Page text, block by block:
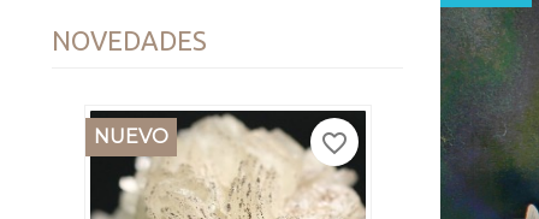
NOVEDADES
NUEVO favorite_border